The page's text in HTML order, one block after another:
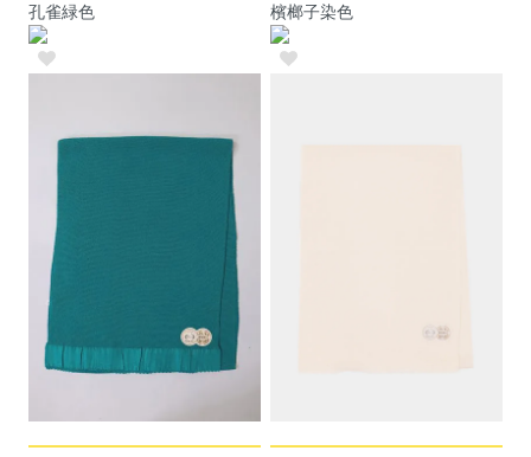
孔雀緑色
檳榔子染色